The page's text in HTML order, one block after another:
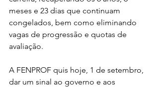
meses e 23 dias que continuam
congelados, bem como eliminando
vagas de progressão e quotas de
avaliação.
A FENPROF quis hoje, 1 de setembro,
dar um sinal ao governo e aos